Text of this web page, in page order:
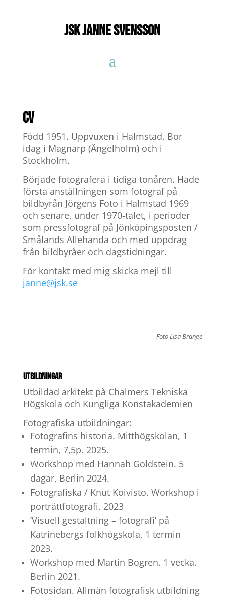
JSK Janne Svensson
CV
Född 1951. Uppvuxen i Halmstad. Bor
idag i Magnarp (Ängelholm) och i
Stockholm.
Började fotografera i tidiga tonåren. Hade
första anställningen som fotograf på
bildbyrån Jörgens Foto i Halmstad 1969
och senare, under 1970-talet, i perioder
som pressfotograf på Jönköpingsposten /
Smålands Allehanda och med uppdrag
från bildbyråer och dagstidningar.
För kontakt med mig skicka mejl till
janne@jsk.se
Foto Lisa Brange
UTBILDNINGAR
Utbildad arkitekt på Chalmers Tekniska
Högskola och Kungliga Konstakademien
Fotografiska utbildningar:
Fotografins historia. Mitthögskolan, 1
termin, 7,5p. 2025.
Workshop med Hannah Goldstein. 5
dagar, Berlin 2024.
Fotografiska / Knut Koivisto. Workshop i
porträttfotografi, 2023
’Visuell gestaltning – fotografi’ på
Katrinebergs folkhögskola, 1 termin
2023.
Workshop med Martin Bogren. 1 vecka.
Berlin 2021.
Fotosidan. Allmän fotografisk utbildning